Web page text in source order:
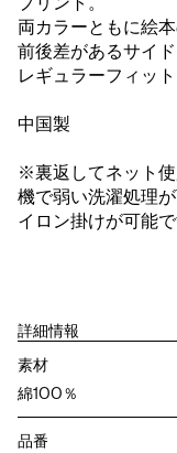
両カラーともに絵
前後差があるサイ
レギュラーフィット
中国製
※裏返してネット
機で弱い洗濯処理
イロン掛けが可能で
詳細情報
素材
綿100％
品番